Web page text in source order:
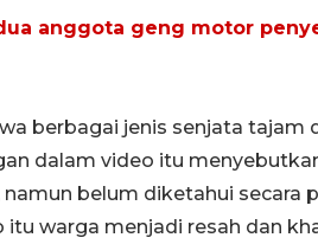
anggota geng motor
berbagai jenis senjata tajam
dalam video itu
namun belum diketahui secara
warga menjadi resah dan